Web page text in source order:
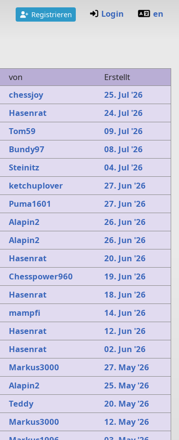
Registrieren Login en
von
Erstellt
chessjoy
25. Jul '26
Hasenrat
24. Jul '26
Tom59
09. Jul '26
Bundy97
08. Jul '26
Steinitz
04. Jul '26
ketchuplover
27. Jun '26
Puma1601
27. Jun '26
Alapin2
26. Jun '26
Alapin2
26. Jun '26
Hasenrat
20. Jun '26
Chesspower960
19. Jun '26
Hasenrat
18. Jun '26
mampfi
14. Jun '26
Hasenrat
12. Jun '26
Hasenrat
02. Jun '26
Markus3000
27. May '26
Alapin2
25. May '26
Teddy
20. May '26
Markus3000
12. May '26